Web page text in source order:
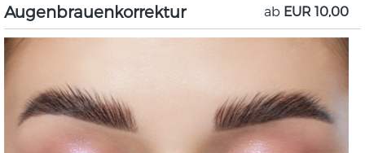
Augenbrauenkorrektur ab EUR 10,00